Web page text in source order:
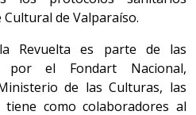
de Valparaíso.
Revuelta es parte de las
por el Fondart Nacional,
de las Culturas, las
como colaboradores al